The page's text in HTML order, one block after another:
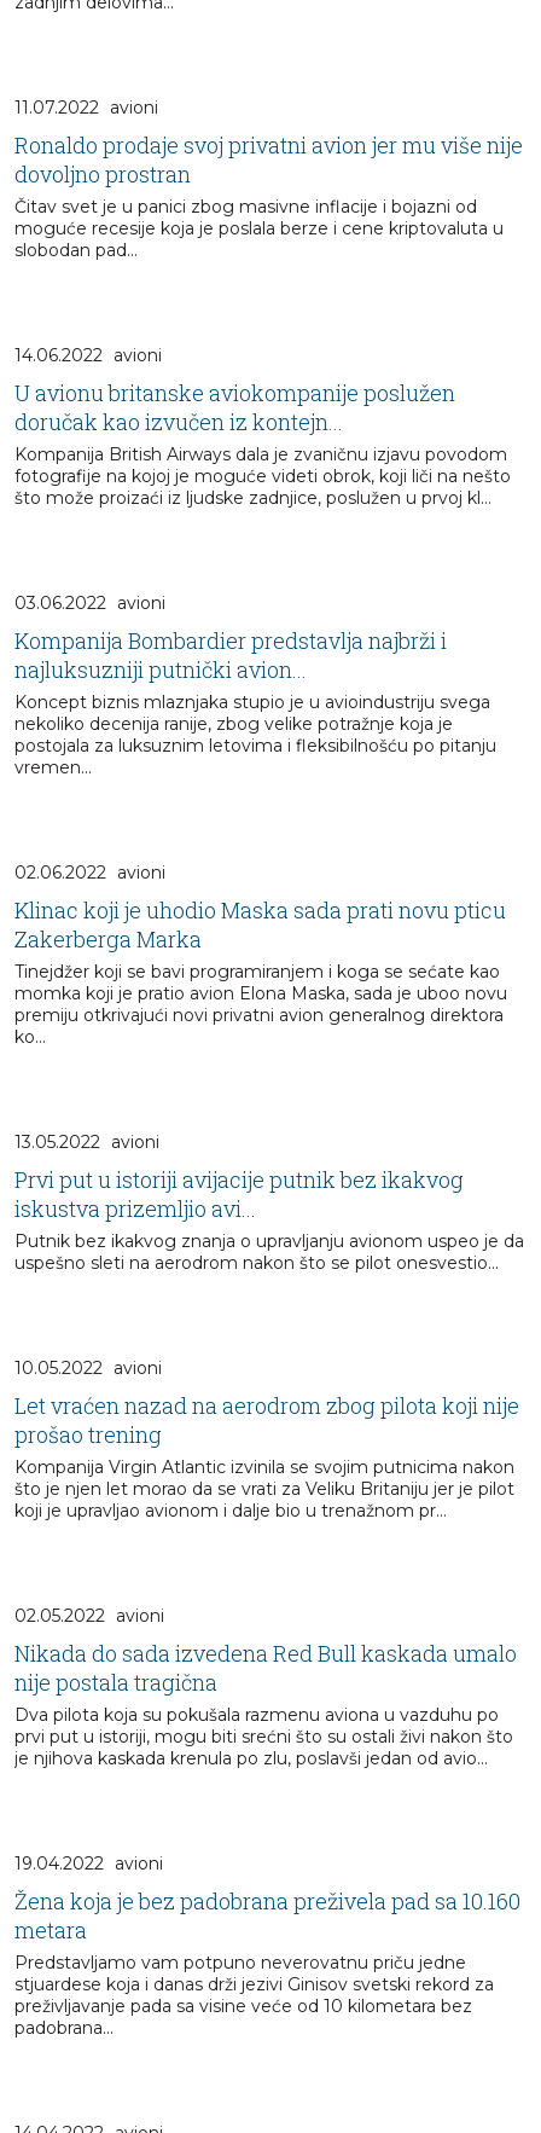
11.07.2022 avioni
Ronaldo prodaje svoj privatni avion jer mu više nije
dovoljno prostran
Čitav svet je u panici zbog masivne inflacije i bojazni od
moguće recesije koja je poslala berze i cene kriptovaluta u
slobodan pad...
14.06.2022 avioni
U avionu britanske aviokompanije poslužen
doručak kao izvučen iz kontejn...
Kompanija British Airways dala je zvaničnu izjavu povodom
fotografije na kojoj je moguće videti obrok, koji liči na nešto
što može proizaći iz ljudske zadnjice, poslužen u prvoj kl...
03.06.2022 avioni
Kompanija Bombardier predstavlja najbrži i
najluksuzniji putnički avion...
Koncept biznis mlaznjaka stupio je u avioindustriju svega
nekoliko decenija ranije, zbog velike potražnje koja je
postojala za luksuznim letovima i fleksibilnošću po pitanju
vremen...
02.06.2022 avioni
Klinac koji je uhodio Maska sada prati novu pticu
Zakerberga Marka
Tinejdžer koji se bavi programiranjem i koga se sećate kao
momka koji je pratio avion Elona Maska, sada je uboo novu
premiju otkrivajući novi privatni avion generalnog direktora
ko...
13.05.2022 avioni
Prvi put u istoriji avijacije putnik bez ikakvog
iskustva prizemljio avi...
Putnik bez ikakvog znanja o upravljanju avionom uspeo je da
uspešno sleti na aerodrom nakon što se pilot onesvestio...
10.05.2022 avioni
Let vraćen nazad na aerodrom zbog pilota koji nije
prošao trening
Kompanija Virgin Atlantic izvinila se svojim putnicima nakon
što je njen let morao da se vrati za Veliku Britaniju jer je pilot
koji je upravljao avionom i dalje bio u trenažnom pr...
02.05.2022 avioni
Nikada do sada izvedena Red Bull kaskada umalo
nije postala tragična
Dva pilota koja su pokušala razmenu aviona u vazduhu po
prvi put u istoriji, mogu biti srećni što su ostali živi nakon što
je njihova kaskada krenula po zlu, poslavši jedan od avio...
19.04.2022 avioni
Žena koja je bez padobrana preživela pad sa 10.160
metara
Predstavljamo vam potpuno neverovatnu priču jedne
stjuardese koja i danas drži jezivi Ginisov svetski rekord za
preživljavanje pada sa visine veće od 10 kilometara bez
padobrana...